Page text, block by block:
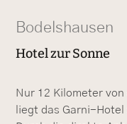
Bodelshausen
Hotel zur Sonne
Nur 12 Kilometer
liegt das Garni-